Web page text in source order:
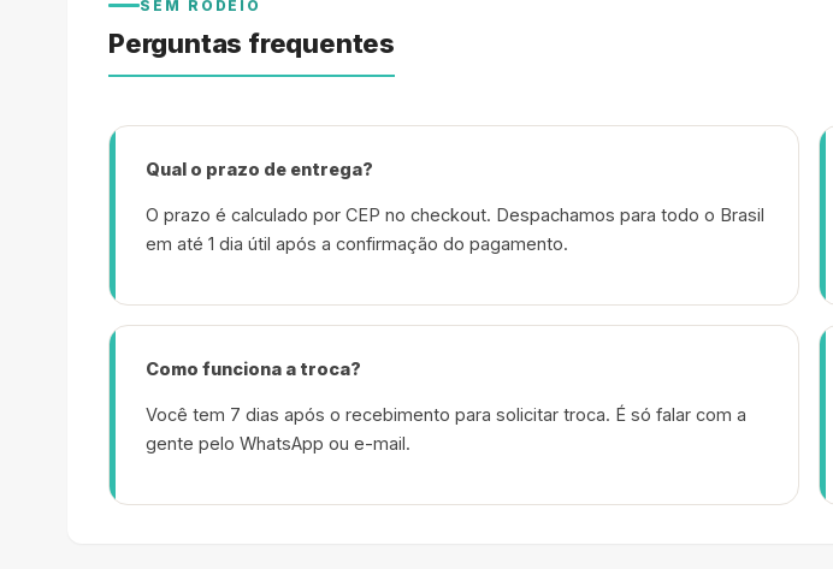
SEM RODEIO
Perguntas frequentes
Qual o prazo de entrega?
O prazo é calculado por CEP no checkout. Despachamos para todo o Brasil
em até 1 dia útil após a confirmação do pagamento.
Como funciona a troca?
Você tem 7 dias após o recebimento para solicitar troca. É só falar com a
gente pelo WhatsApp ou e-mail.